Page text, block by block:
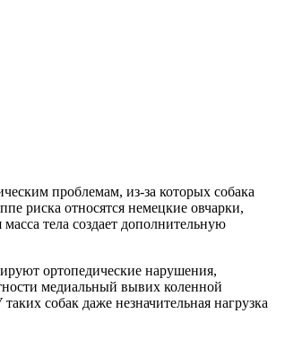
проблемам, из-за которых собака
риска относятся немецкие овчарки,
тела создает дополнительную
ортопедические нарушения,
медиальный вывих коленной
собак даже незначительная нагрузка